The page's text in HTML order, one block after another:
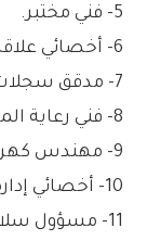
5- فني مختبر.
6- أخصائي علاقات الموظفين.
7- مدقق سجلات طبية.
8- فني رعاية المرضى.
9- مهندس كهربائي أول.
10- أخصائي إدارة.
11- مسؤول سلامة.